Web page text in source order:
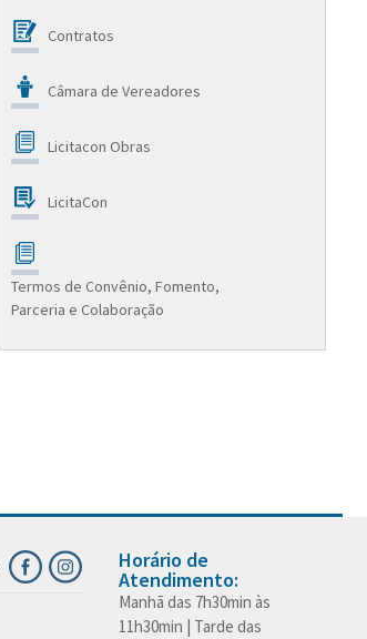
Contratos
Câmara de Vereadores
Licitacon Obras
LicitaCon
Termos de Convênio, Fomento,
Parceria e Colaboração
Horário de
Atendimento:
Manhã das 7h30min às
11h30min | Tarde das